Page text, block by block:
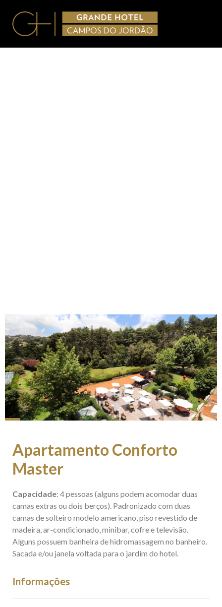
Apartamento Conforto
Master
Capacidade: 4 pessoas (alguns podem acomodar duas
camas extras ou dois berços). Padronizado com duas
camas de solteiro modelo americano, piso revestido de
madeira, ar-condicionado, minibar, cofre e televisão.
Alguns possuem banheira de hidromassagem no banheiro.
Sacada e/ou janela voltada para o jardim do hotel.
Informações